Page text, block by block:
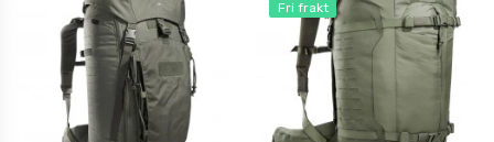
Fri frakt